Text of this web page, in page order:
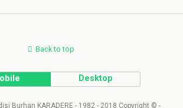
Back to top
Desktop
Burhan KARADERE - 1982 - 2018 Copyright © -